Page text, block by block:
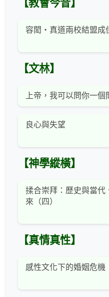
【教會今昔】
容閎‧真道兩校結盟成
【文林】
上帝，我可以問你一個
良心與失望
【神學縱橫】
揉合崇拜：歷史與當代
來（四）
【真情真性】
感性文化下的婚姻危機